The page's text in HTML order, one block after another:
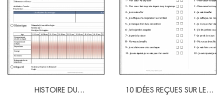
HISTOIRE DU
10 IDÉES REÇUES SUR LES